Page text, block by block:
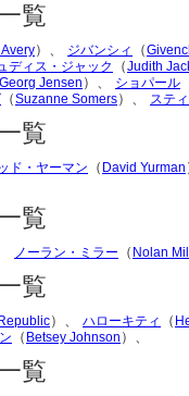
覧
）、 ジバンシィ （
ディス・ジャック （Judith
Georg Jensen ）、 ショパール
（Suzanne Somers）、 ステ
覧
ド・ヤーマン （ David Yurman
覧
ノーラン・ミラー （ Nolan
覧
）、 ハローキティ （
（ Betsey Johnson ）、
覧